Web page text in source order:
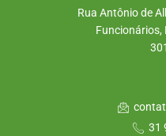
Rua Antônio de
Funcionários,
31